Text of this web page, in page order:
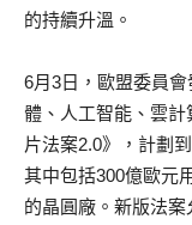
的持續升溫。
6月3日，歐盟委員
體、人工智能、雲
片法案2.0》，計劃
其中包括300億歐元
的晶圓廠。新版法案